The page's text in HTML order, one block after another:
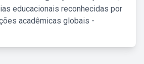
educacionais reconhecidas por
acadêmicas globais -